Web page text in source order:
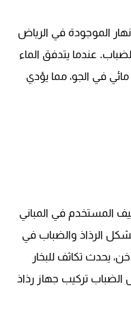
الموجودة في الرياض
عندما يتدفق الماء
مائي في الجو، مما يؤدي
المستخدم في المباني
الرذاذ والضباب في
يحدث تكاثف للبخار
الضباب تركيب جهاز رذاذ